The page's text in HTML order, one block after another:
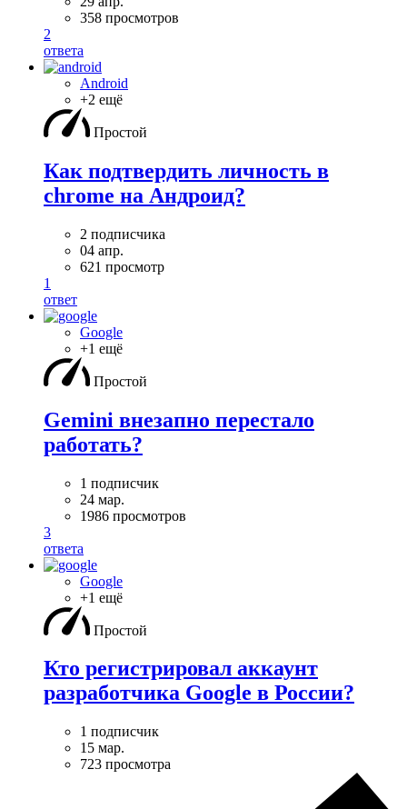
358 просмотров
2
ответа
Android
+2 ещё
Простой
Как подтвердить личность в
chrome на Андроид?
2 подписчика
04 апр.
621 просмотр
1
ответ
Google
+1 ещё
Простой
Gemini внезапно перестало
работать?
1 подписчик
24 мар.
1986 просмотров
3
ответа
Google
+1 ещё
Простой
Кто регистрировал аккаунт
разработчика Google в России?
1 подписчик
15 мар.
723 просмотра